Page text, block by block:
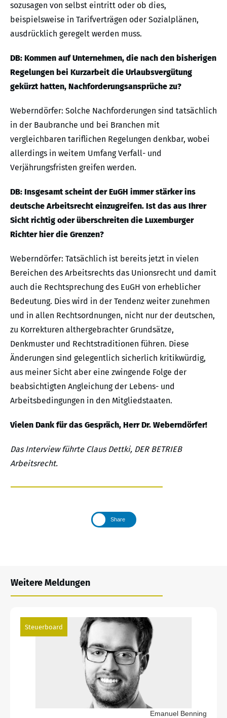
sozusagen von selbst eintritt oder ob dies,
beispielsweise in Tarifverträgen oder Sozialplänen,
ausdrücklich geregelt werden muss.
DB: Kommen auf Unternehmen, die nach den bisherigen
Regelungen bei Kurzarbeit die Urlaubsvergütung
gekürzt hatten, Nachforderungsansprüche zu?
Weberndörfer: Solche Nachforderungen sind tatsächlich
in der Baubranche und bei Branchen mit
vergleichbaren tariflichen Regelungen denkbar, wobei
allerdings in weitem Umfang Verfall- und
Verjährungsfristen greifen werden.
DB: Insgesamt scheint der EuGH immer stärker ins
deutsche Arbeitsrecht einzugreifen. Ist das aus Ihrer
Sicht richtig oder überschreiten die Luxemburger
Richter hier die Grenzen?
Weberndörfer: Tatsächlich ist bereits jetzt in vielen
Bereichen des Arbeitsrechts das Unionsrecht und damit
auch die Rechtsprechung des EuGH von erheblicher
Bedeutung. Dies wird in der Tendenz weiter zunehmen
und in allen Rechtsordnungen, nicht nur der deutschen,
zu Korrekturen althergebrachter Grundsätze,
Denkmuster und Rechtstraditionen führen. Diese
Änderungen sind gelegentlich sicherlich kritikwürdig,
aus meiner Sicht aber eine zwingende Folge der
beabsichtigten Angleichung der Lebens- und
Arbeitsbedingungen in den Mitgliedstaaten.
Vielen Dank für das Gespräch, Herr Dr. Weberndörfer!
Das Interview führte Claus Dettki, DER BETRIEB
Arbeitsrecht.
Share
Weitere Meldungen
Steuerboard
Emanuel Benning